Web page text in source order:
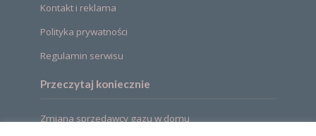
Kontakt i reklama
Polityka prywatności
Regulamin serwisu
Przeczytaj koniecznie
Zmiana sprzedawcy gazu w domu